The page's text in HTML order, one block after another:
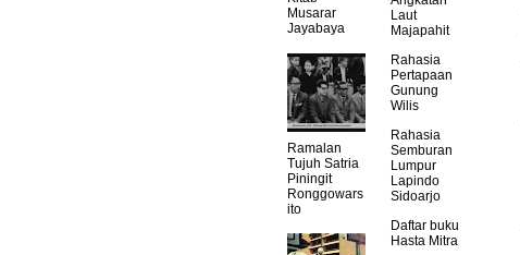
Musarar
Jayabaya
Ramalan
Tujuh Satria
Piningit
Ronggowars
ito
Laut
Majapahit
Rahasia
Pertapaan
Gunung
Wilis
Rahasia
Semburan
Lumpur
Lapindo
Sidoarjo
Daftar buku
Hasta Mitra